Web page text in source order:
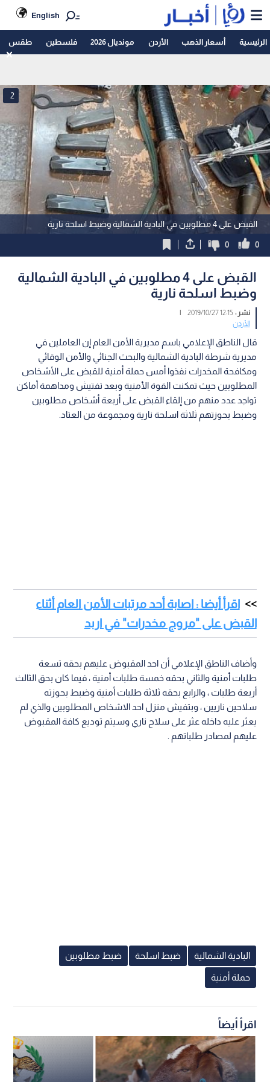
English
الرئيسية أسعار الذهب الأردن مونديال 2026 فلسطين طقس
القبض على 4 مطلوبين في البادية الشمالية وضبط اسلحة نارية
2
0
0
القبض على 4 مطلوبين في البادية الشمالية
وضبط اسلحة نارية
نشر :12:15 2019/10/27
|
الأردن
قال الناطق الإعلامي باسم مديرية الأمن العام إن العاملين في
مديرية شرطة البادية الشمالية والبحث الجنائي والأمن الوقائي
ومكافحة المخدرات نفذوا أمس حملة أمنية للقبض على الأشخاص
المطلوبين حيث تمكنت القوة الأمنية وبعد تفتيش ومداهمة أماكن
تواجد عدد منهم من إلقاء القبض على أربعة أشخاص مطلوبين
وضبط بحوزتهم ثلاثة اسلحة نارية ومجموعة من العتاد.
اقرأ أيضا : اصابة أحد مرتبات الأمن العام أثناء
القبض على "مروج مخدرات" في اربد
وأضاف الناطق الإعلامي أن احد المقبوض عليهم بحقه تسعة
طلبات أمنية والثاني بحقه خمسة طلبات أمنية ، فيما كان بحق الثالث
أربعة طلبات ، والرابع بحقه ثلاثة طلبات أمنية وضبط بحوزته
سلاحين ناريين ، وبتفيش منزل احد الاشخاص المطلوبين والذي لم
يعثر عليه داخله عثر على سلاح ناري وسيتم توديع كافة المقبوض
عليهم لمصادر طلباتهم .
البادية الشمالية ضبط اسلحة ضبط مطلوبين
حملة أمنية
اقرأ أيضاً